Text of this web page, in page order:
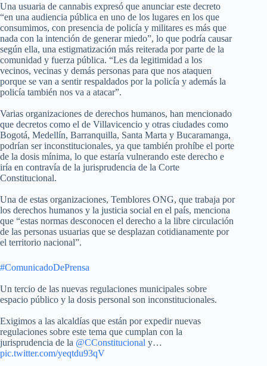
Una usuaria de cannabis expresó que anunciar este decreto
“en una audiencia pública en uno de los lugares en los que
consumimos, con presencia de policía y militares es más que
nada con la intención de generar miedo”, lo que podría causar
según ella, una estigmatización más reiterada por parte de la
comunidad y fuerza pública. “Les da legitimidad a los
vecinos, vecinas y demás personas para que nos ataquen
porque se van a sentir respaldados por la policía y además la
policía también nos va a atacar”.
Varias organizaciones de derechos humanos, han mencionado
que decretos como el de Villavicencio y otras ciudades como
Bogotá, Medellín, Barranquilla, Santa Marta y Bucaramanga,
podrían ser inconstitucionales, ya que también prohíbe el porte
de la dosis mínima, lo que estaría vulnerando este derecho e
iría en contravía de la jurisprudencia de la Corte
Constitucional.
Una de estas organizaciones, Temblores ONG, que trabaja por
los derechos humanos y la justicia social en el país, menciona
que “estas normas desconocen el derecho a la libre circulación
de las personas usuarias que se desplazan cotidianamente por
el territorio nacional”.
#ComunicadoDePrensa
Un tercio de las nuevas regulaciones municipales sobre
espacio público y la dosis personal son inconstitucionales.
Exigimos a las alcaldías que están por expedir nuevas
regulaciones sobre este tema que cumplan con la
jurisprudencia de la @CConstitucional y…
pic.twitter.com/yeqtdu93qV